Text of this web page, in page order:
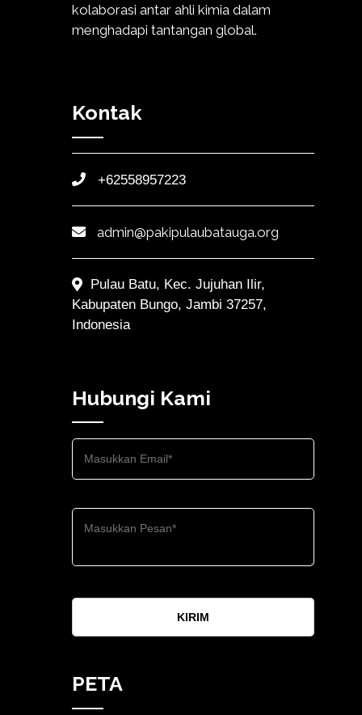
kolaborasi antar ahli kimia dalam
menghadapi tantangan global.
Kontak
+62558957223
admin@pakipulaubatauga.org
Pulau Batu, Kec. Jujuhan Ilir,
Kabupaten Bungo, Jambi 37257,
Indonesia
Hubungi Kami
KIRIM
PETA